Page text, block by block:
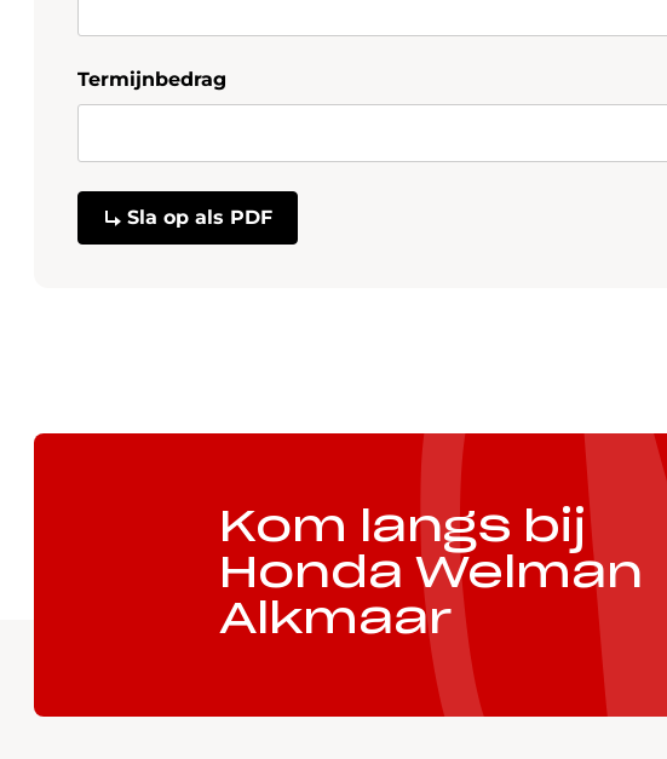
Termijnbedrag
Kom langs bij
Honda Welman
Alkmaar